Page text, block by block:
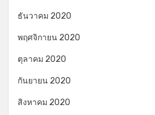
ธันวาคม 2020
พฤศจิกายน 2020
ตุลาคม 2020
กันยายน 2020
สิงหาคม 2020